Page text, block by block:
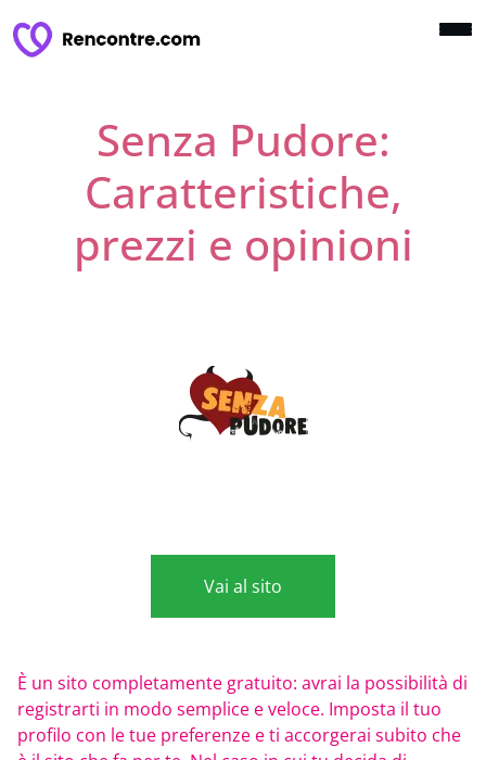
Senza Pudore:
Caratteristiche,
prezzi e opinioni
Vai al sito
È un sito completamente gratuito: avrai la possibilità di
registrarti in modo semplice e veloce. Imposta il tuo
profilo con le tue preferenze e ti accorgerai subito che